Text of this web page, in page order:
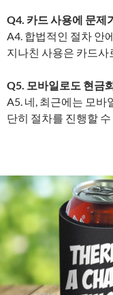
Q4. 카드 사용에 문제
A4. 합법적인 절차 안
지나친 사용은 카드사
Q5. 모바일로도 현금
A5. 네, 최근에는 모바
단히 절차를 진행할